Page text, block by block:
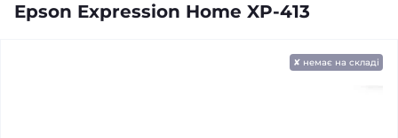
Epson Expression Home XP-413
✘ немає на складі